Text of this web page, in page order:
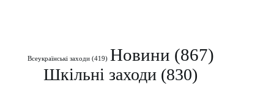
Всеукраїнські заходи(419) Новини (867)
Шкільні заходи (830)